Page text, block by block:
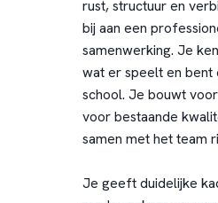
rust, structuur en
bij aan een
samenwerking. Je
wat er speelt en bent
school. Je bouwt
voor bestaande
samen met het team
Je geeft duidelijke